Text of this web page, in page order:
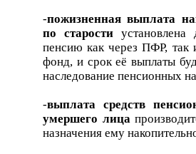
-пожизненная выплата
по старости
пенсию как через ПФР, так
фонд, и срок её выплаты
наследование пенсионных
-выплата средств
умершего лица
назначения ему